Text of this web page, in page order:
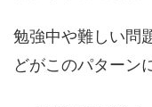
勉強中や難しい問
どがこのパターン